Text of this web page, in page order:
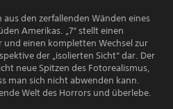
den zerfallenden Wänden eines
Amerikas. „7“ stellt einen
einen kompletten Wechsel zur
der „isolierten Sicht“ dar. Der
neue Spitzen des Fotorealismus,
man sich nicht abwenden kann.
Welt des Horrors und überlebe.